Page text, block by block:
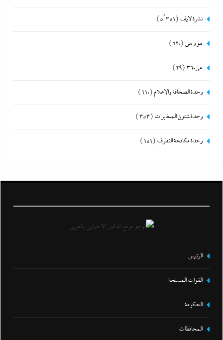
نشرة لايف (5٬351)
هو و هي (620)
هى360 (29)
وحدة الصحافة والإعلام(110)
وحدة شئون المخابرات (353)
وحدة مكافحة التطرف (151)
الرئيس
القوات المسلحة
الحكومة
المحافظات